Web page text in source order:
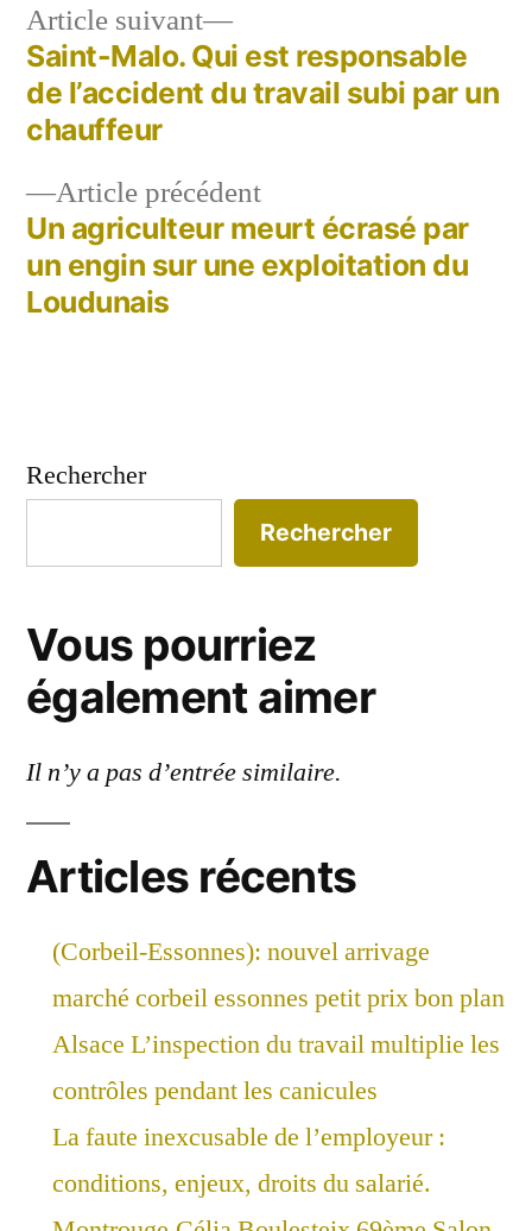
Navigation
de
l’article
Article précédentArticle
précédent :
Un agriculteur meurt écrasé par
un engin sur une exploitation du
Loudunais
Article suivant
Article
suivant :
Saint-Malo. Qui est responsable
de l’accident du travail subi par un
chauffeur
Rechercher
Rechercher
Vous pourriez
également aimer
Il n’y a pas d’entrée similaire.
Articles récents
(Corbeil-Essonnes): nouvel arrivage
marché corbeil essonnes petit prix bon plan
Alsace L’inspection du travail multiplie les
contrôles pendant les canicules
La faute inexcusable de l’employeur :
conditions, enjeux, droits du salarié.